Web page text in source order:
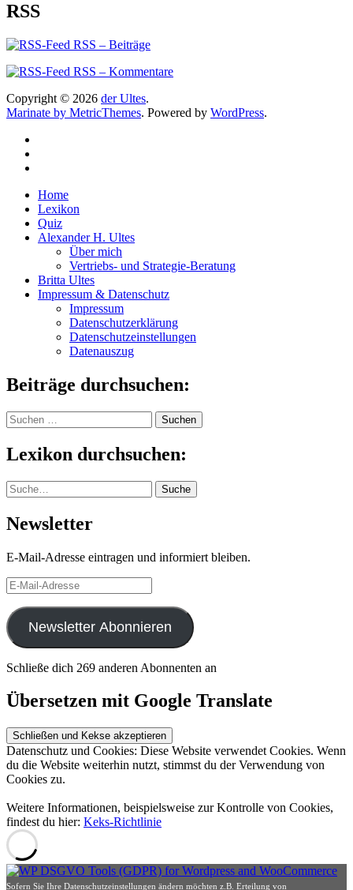
RSS
RSS – Beiträge
RSS – Kommentare
Copyright © 2026 der Ultes.
Marinate by MetricThemes. Powered by WordPress.
Home
Lexikon
Quiz
Alexander H. Ultes
Über mich
Vertriebs- und Strategie-Beratung
Britta Ultes
Impressum & Datenschutz
Impressum
Datenschutzerklärung
Datenschutzeinstellungen
Datenauszug
Beiträge durchsuchen:
Suchen
nach:
Lexikon durchsuchen:
Suche Suche
Newsletter
E-Mail-Adresse eintragen und informiert bleiben.
E-
Mail-
Adresse
Newsletter Abonnieren
Schließe dich 269 anderen Abonnenten an
Übersetzen mit Google Translate
Datenschutz und Cookies: Diese Website verwendet Cookies. Wenn
du die Website weiterhin nutzt, stimmst du der Verwendung von
Cookies zu.
Weitere Informationen, beispielsweise zur Kontrolle von Cookies,
findest du hier: Keks-Richtlinie
Sofern Sie Ihre Datenschutzeinstellungen ändern möchten z.B. Erteilung von